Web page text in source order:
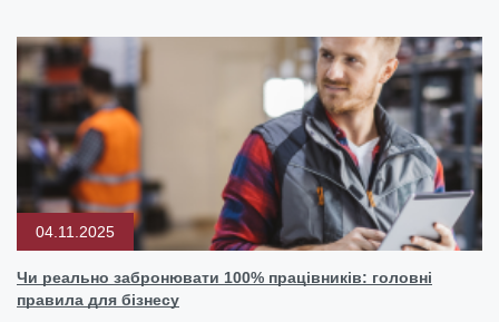
04.11.2025
Чи реально забронювати 100% працівників: головні
правила для бізнесу